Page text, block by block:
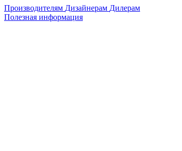
Производителям Дизайнерам Дилерам
Полезная информация